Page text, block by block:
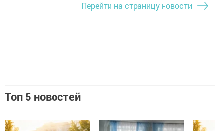
Перейти на страницу новости
Топ 5 новостей